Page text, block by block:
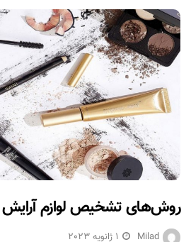
روش‌های تشخیص لوازم
Milad 1 ژانویه 2023